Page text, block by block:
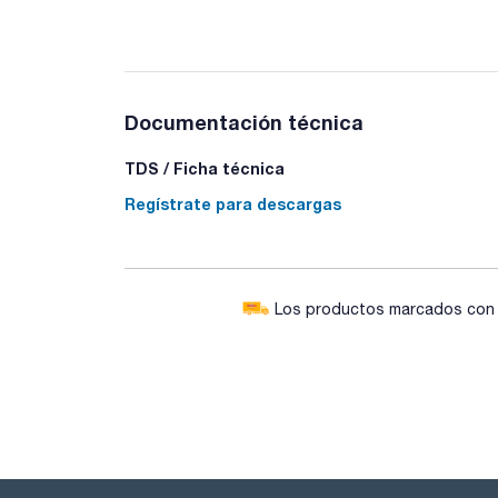
Documentación técnica
TDS / Ficha técnica
Regístrate para descargas
Los productos marcados con